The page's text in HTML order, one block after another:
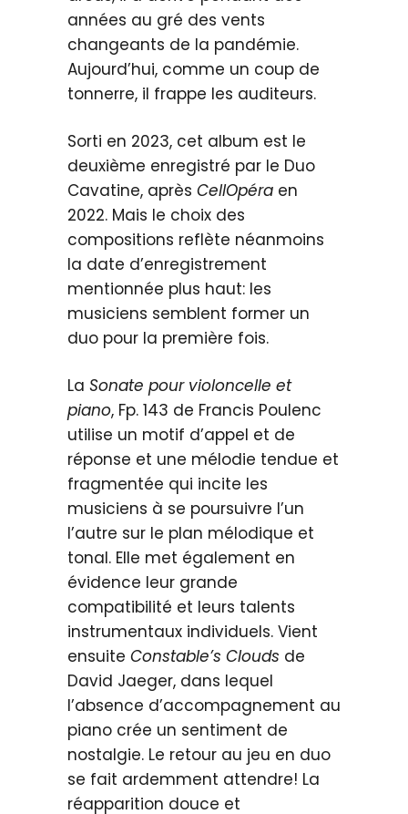
années au gré des vents
changeants de la pandémie.
Aujourd’hui, comme un coup de
tonnerre, il frappe les auditeurs.
Sorti en 2023, cet album est le
deuxième enregistré par le Duo
Cavatine, après CellOpéra en
2022. Mais le choix des
compositions reflète néanmoins
la date d’enregistrement
mentionnée plus haut: les
musiciens semblent former un
duo pour la première fois.
La Sonate pour violoncelle et
piano, Fp. 143 de Francis Poulenc
utilise un motif d’appel et de
réponse et une mélodie tendue et
fragmentée qui incite les
musiciens à se poursuivre l’un
l’autre sur le plan mélodique et
tonal. Elle met également en
évidence leur grande
compatibilité et leurs talents
instrumentaux individuels. Vient
ensuite Constable’s Clouds de
David Jaeger, dans lequel
l’absence d’accompagnement au
piano crée un sentiment de
nostalgie. Le retour au jeu en duo
se fait ardemment attendre! La
réapparition douce et